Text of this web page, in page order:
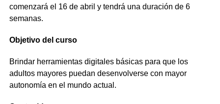
comenzará el 16 de abril y tendrá una duración de 6
semanas.
Objetivo del curso
Brindar herramientas digitales básicas para que los
adultos mayores puedan desenvolverse con mayor
autonomía en el mundo actual.